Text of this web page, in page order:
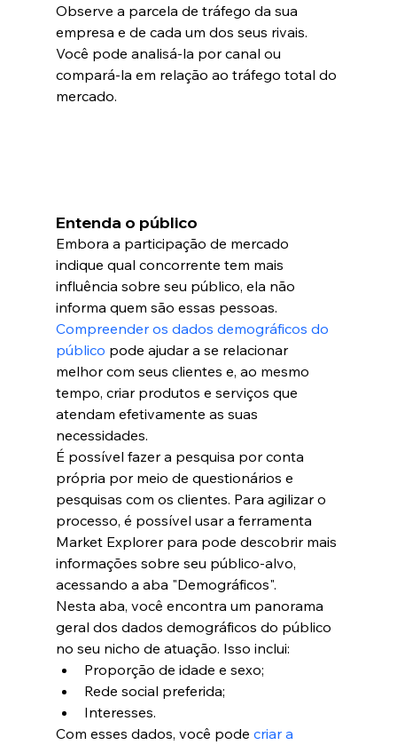
Observe a parcela de tráfego da sua
empresa e de cada um dos seus rivais.
Você pode analisá-la por canal ou
compará-la em relação ao tráfego total do
mercado.
Entenda o público
Embora a participação de mercado
indique qual concorrente tem mais
influência sobre seu público, ela não
informa quem são essas pessoas.
Compreender os dados demográficos do
público pode ajudar a se relacionar
melhor com seus clientes e, ao mesmo
tempo, criar produtos e serviços que
atendam efetivamente as suas
necessidades.
É possível fazer a pesquisa por conta
própria por meio de questionários e
pesquisas com os clientes. Para agilizar o
processo, é possível usar a ferramenta
Market Explorer para pode descobrir mais
informações sobre seu público-alvo,
acessando a aba "Demográficos".
Nesta aba, você encontra um panorama
geral dos dados demográficos do público
no seu nicho de atuação. Isso inclui:
Proporção de idade e sexo;
Rede social preferida;
Interesses.
Com esses dados, você pode criar a